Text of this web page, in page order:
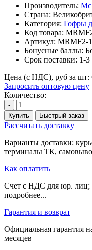
Производитель:
Страна:
Категория: Гофры
Код товара:
Артикул: MRMF2-
Бонусные баллы:
Срок поставки: 1-3
Цена (с НДС), руб за шт:
Запросить оптовую цену
Количество:
-
Купить
Быстрый заказ
Рассчитать доставку
Варианты доставки:
терминалы ТК,
Как оплатить
Счет с НДС для юр. лиц;
подробнее...
Гарантия и возврат
Официальная гарантия
месяцев